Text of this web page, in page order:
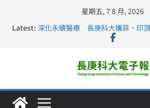
星期五, 7 8 月, 2026
Latest: 深化永續醫療 長庚科大攜菲、印
長庚科大訪凱瑟醫療集團、美容學校
仁德醫專與長庚科大締結策略聯盟
長庚科大連四年穩居《遠見》醫學